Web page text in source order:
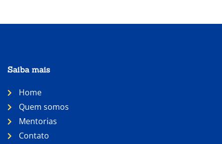
Saiba mais
Home
Quem somos
Mentorias
Contato